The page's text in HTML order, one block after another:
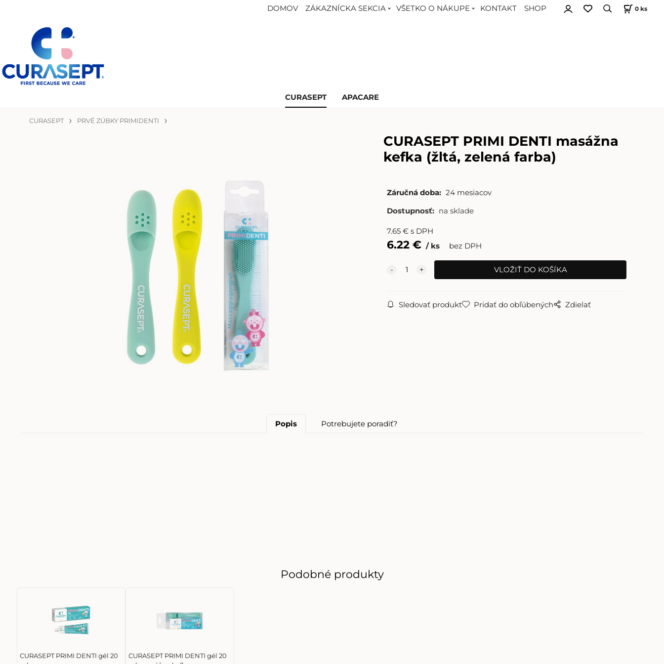
DOMOV ZÁKAZNÍCKA SEKCIA VŠETKO O NÁKUPE KONTAKT SHOP 0 ks
CURASEPT APACARE
CURASEPT PRVÉ ZÚBKY PRIMIDENTI
CURASEPT PRIMI DENTI masážna
kefka (žltá, zelená farba)
Záručná doba: 24 mesiacov
Dostupnosť: na sklade
7.65 €s DPH
6.22 € ks bez DPH
Sledovať produkt Pridať do obľúbených Zdielať
Popis Potrebujete poradiť?
Podobné produkty
CURASEPT PRIMI DENTI gél 20
CURASEPT PRIMI DENTI gél 20